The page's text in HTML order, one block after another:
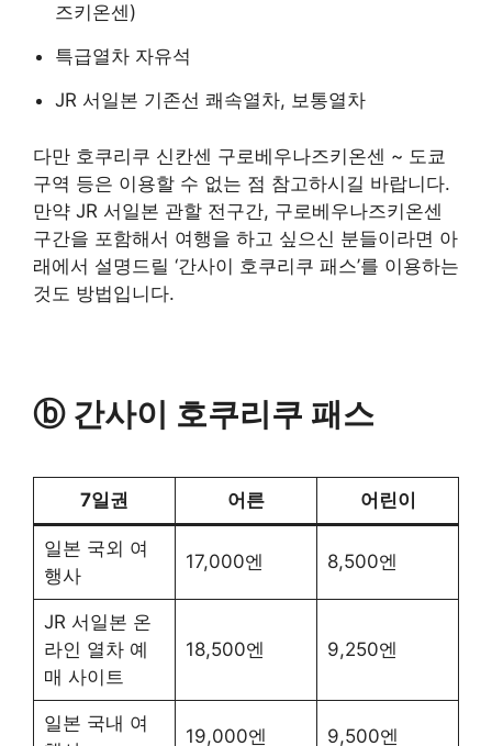
즈키온센)
특급열차 자유석
JR 서일본 기존선 쾌속열차, 보통열차
다만 호쿠리쿠 신칸센 구로베우나즈키온센 ~ 도쿄
구역 등은 이용할 수 없는 점 참고하시길 바랍니다.
만약 JR 서일본 관할 전구간, 구로베우나즈키온센
구간을 포함해서 여행을 하고 싶으신 분들이라면 아
래에서 설명드릴 ‘간사이 호쿠리쿠 패스’를 이용하는
것도 방법입니다.
ⓑ 간사이 호쿠리쿠 패스
7일권 어른 어린이
일본 국외 여
행사
17,000엔 8,500엔
JR 서일본 온
라인 열차 예
매 사이트
18,500엔 9,250엔
일본 국내 여
19,000엔 9,500엔